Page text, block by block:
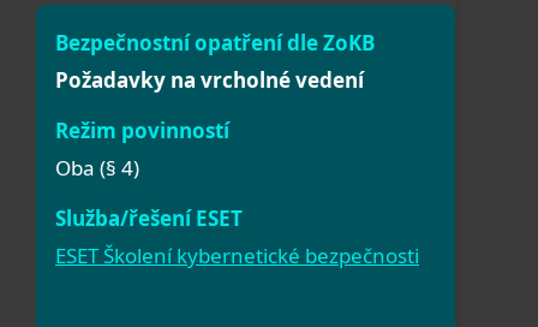
Požadavky na vrcholné vedení
Oba (§ 4)
ESET Školení kybernetické bezpečnosti